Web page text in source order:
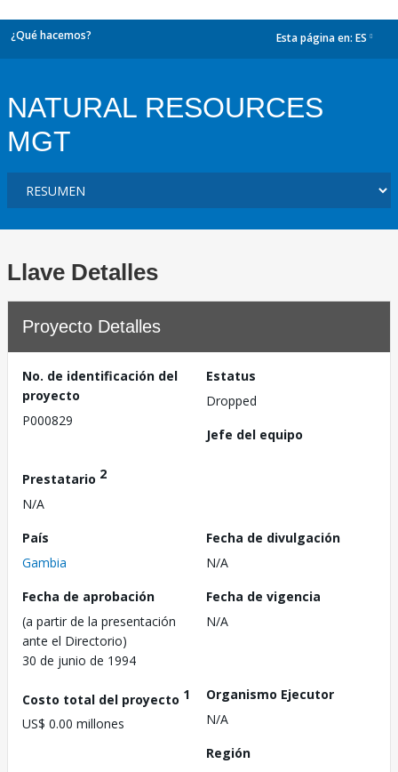
¿Qué hacemos? Esta página en: ES
NATURAL RESOURCES
MGT
Llave Detalles
Proyecto Detalles
No. de identificación del
proyecto
P000829
Estatus
Dropped
Jefe del equipo
Prestatario 2
N/A
País
Gambia
Fecha de divulgación
N/A
Fecha de aprobación
(a partir de la presentación
ante el Directorio)
30 de junio de 1994
Fecha de vigencia
N/A
Costo total del proyecto 1
US$ 0.00 millones
Organismo Ejecutor
N/A
Región